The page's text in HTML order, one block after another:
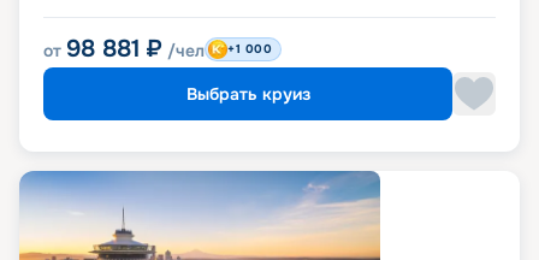
от 98 881 ₽ /чел +1 000
Выбрать круиз